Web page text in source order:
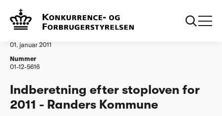
Vandtilsyn
01. januar 2011
Nummer
01-12-5616
Indberetning efter stoploven for
2011 - Randers Kommune